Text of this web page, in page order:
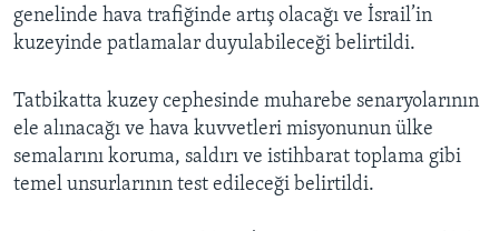
genelinde hava trafiğinde artış olacağı ve İsrail’in
kuzeyinde patlamalar duyulabileceği belirtildi.
Tatbikatta kuzey cephesinde muharebe senaryolarının
ele alınacağı ve hava kuvvetleri misyonunun ülke
semalarını koruma, saldırı ve istihbarat toplama gibi
temel unsurlarının test edileceği belirtildi.